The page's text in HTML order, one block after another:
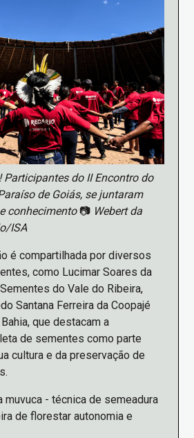
Participantes do II Encontro do
de Goiás, se juntaram
conhecimento📷 Webert da
ISA
é compartilhada por diversos
como Lucimar Soares da
do Vale do Ribeira,
Santana Ferreira da Coopajé
que destacam a
de sementes como parte
cultura e da preservação de
muvuca - técnica de semeadura
de florestar autonomia e